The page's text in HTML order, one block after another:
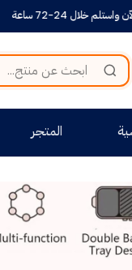
24-72 ساعة
المتجر